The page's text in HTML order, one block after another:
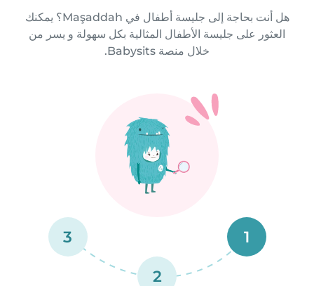
هل أنت بحاجة إلى جليسة أطفال في Maşaddah؟ يمكنك
العثور على جليسة الأطفال المثالية بكل سهولة و يسر من
خلال منصة Babysits.
1
2
3